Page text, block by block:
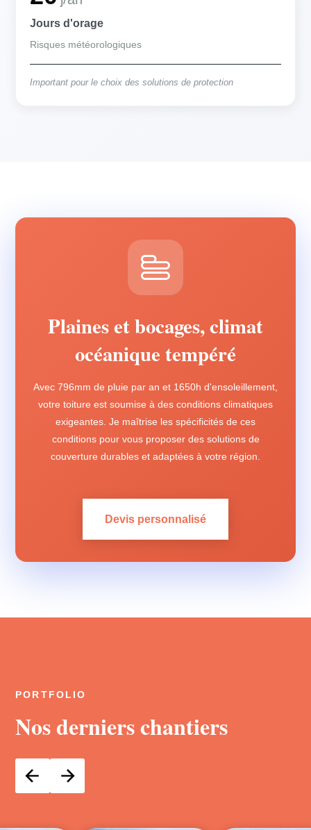
Jours d'orage
Risques météorologiques
Important pour le choix des solutions de protection
Plaines et bocages, climat
océanique tempéré
Avec 796mm de pluie par an et 1650h d'ensoleillement,
votre toiture est soumise à des conditions climatiques
exigeantes. Je maîtrise les spécificités de ces
conditions pour vous proposer des solutions de
couverture durables et adaptées à votre région.
Devis personnalisé
PORTFOLIO
Nos derniers chantiers